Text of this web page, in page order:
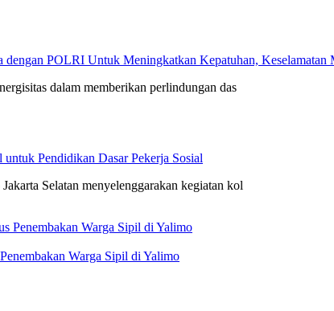
POLRI Untuk Meningkatkan Kepatuhan,
dalam memberikan perlindungan das
Pendidikan Dasar Pekerja Sosial
Selatan menyelenggarakan kegiatan kol
Warga Sipil di Yalimo